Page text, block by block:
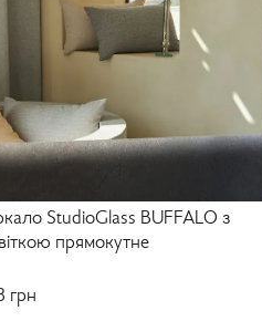
StudioGlass BUFFALO з
прямокутне
грн